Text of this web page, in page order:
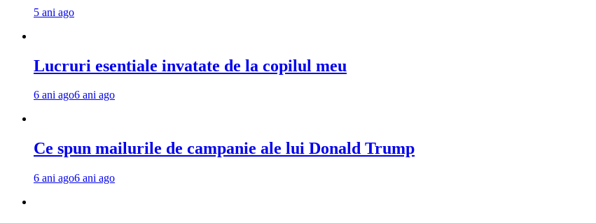
5 ani ago
Lucruri esentiale invatate de la copilul meu
6 ani ago6 ani ago
Ce spun mailurile de campanie ale lui Donald Trump
6 ani ago6 ani ago